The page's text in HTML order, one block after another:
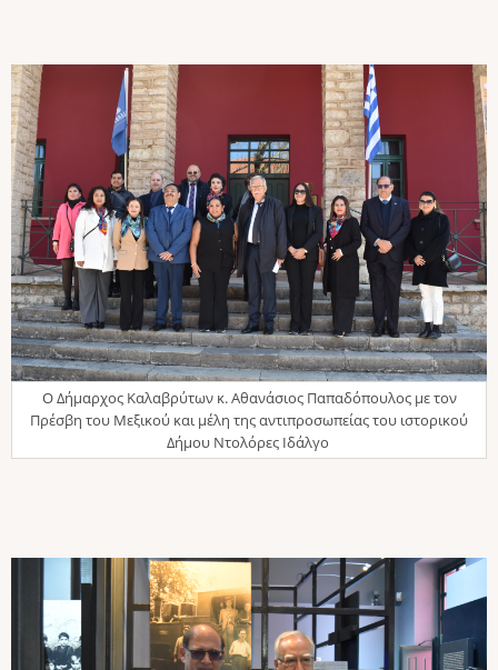
Ο Δήμαρχος Καλαβρύτων κ. Αθανάσιος Παπαδόπουλος με τον
Πρέσβη του Μεξικού και μέλη της αντιπροσωπείας του ιστορικού
Δήμου Ντολόρες Ιδάλγο